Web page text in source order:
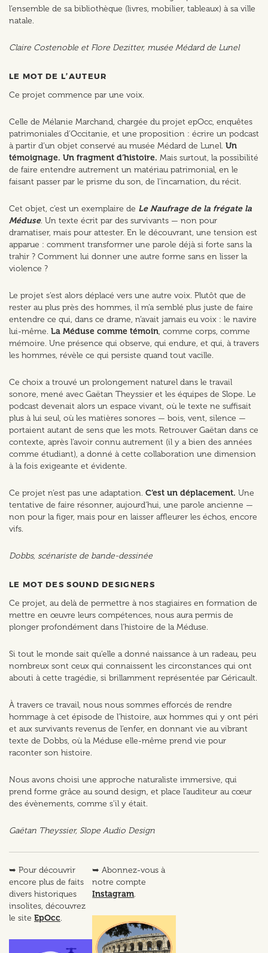
l’ensemble de sa bibliothèque (livres, mobilier, tableaux) à sa ville
natale.
Claire Costenoble et Flore Dezitter, musée Médard de Lunel
LE MOT DE L’AUTEUR
Ce projet commence par une voix.
Celle de Mélanie Marchand, chargée du projet epOcc, enquêtes
patrimoniales d’Occitanie, et une proposition : écrire un podcast
à partir d’un objet conservé au musée Médard de Lunel. Un
témoignage. Un fragment d’histoire. Mais surtout, la possibilité
de faire entendre autrement un matériau patrimonial, en le
faisant passer par le prisme du son, de l’incarnation, du récit.
Cet objet, c’est un exemplaire de Le Naufrage de la frégate la
Méduse. Un texte écrit par des survivants — non pour
dramatiser, mais pour attester. En le découvrant, une tension est
apparue : comment transformer une parole déjà si forte sans la
trahir ? Comment lui donner une autre forme sans en lisser la
violence ?
Le projet s’est alors déplacé vers une autre voix. Plutôt que de
rester au plus près des hommes, il m’a semblé plus juste de faire
entendre ce qui, dans ce drame, n’avait jamais eu voix : le navire
lui-même. La Méduse comme témoin, comme corps, comme
mémoire. Une présence qui observe, qui endure, et qui, à travers
les hommes, révèle ce qui persiste quand tout vacille.
Ce choix a trouvé un prolongement naturel dans le travail
sonore, mené avec Gaëtan Theyssier et les équipes de Slope. Le
podcast devenait alors un espace vivant, où le texte ne suffisait
plus à lui seul, où les matières sonores — bois, vent, silence —
portaient autant de sens que les mots. Retrouver Gaëtan dans ce
contexte, après l’avoir connu autrement (il y a bien des années
comme étudiant), a donné à cette collaboration une dimension
à la fois exigeante et évidente.
Ce projet n’est pas une adaptation. C’est un déplacement. Une
tentative de faire résonner, aujourd’hui, une parole ancienne —
non pour la figer, mais pour en laisser affleurer les échos, encore
vifs.
Dobbs, scénariste de bande-dessinée
LE MOT DES SOUND DESIGNERS
Ce projet, au delà de permettre à nos stagiaires en formation de
mettre en œuvre leurs compétences, nous aura permis de
plonger profondément dans l’histoire de la Méduse.
Si tout le monde sait qu’elle a donné naissance à un radeau, peu
nombreux sont ceux qui connaissent les circonstances qui ont
abouti à cette tragédie, si brillamment représentée par Géricault.
À travers ce travail, nous nous sommes efforcés de rendre
hommage à cet épisode de l’histoire, aux hommes qui y ont péri
et aux survivants revenus de l’enfer, en donnant vie au vibrant
texte de Dobbs, où la Méduse elle-même prend vie pour
raconter son histoire.
Nous avons choisi une approche naturaliste immersive, qui
prend forme grâce au sound design, et place l’auditeur au cœur
des évènements, comme s’il y était.
Gaëtan Theyssier, Slope Audio Design
➥ Pour découvrir
encore plus de faits
divers historiques
insolites, découvrez
le site EpOcc.
➥ Abonnez-vous à
notre compte
Instagram.